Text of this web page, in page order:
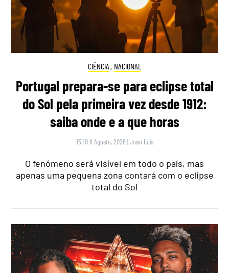
CIÊNCIA , NACIONAL
Portugal prepara-se para eclipse total
do Sol pela primeira vez desde 1912:
saiba onde e a que horas
15:10 6 Agosto, 2026 |João Luís
O fenómeno será visível em todo o país, mas
apenas uma pequena zona contará com o eclipse
total do Sol